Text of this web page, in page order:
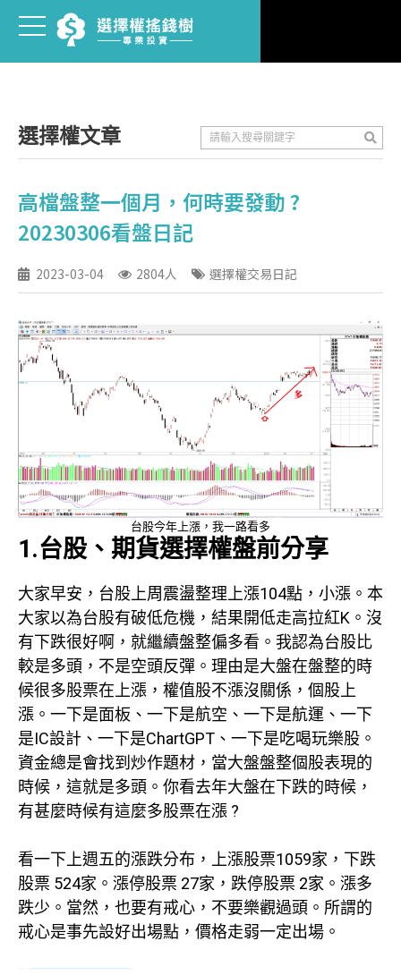
選擇權文章
高檔盤整一個月，何時要發動 ?
20230306看盤日記
2023-03-04 2804人 選擇權交易日記
台股今年上漲，我一路看多
1.台股、期貨選擇權盤前分享
大家早安，台股上周震盪整理上漲104點，小漲。本
大家以為台股有破低危機，結果開低走高拉紅K。沒
有下跌很好啊，就繼續盤整偏多看。我認為台股比
較是多頭，不是空頭反彈。理由是大盤在盤整的時
候很多股票在上漲，權值股不漲沒關係，個股上
漲。一下是面板、一下是航空、一下是航運、一下
是IC設計、一下是ChartGPT、一下是吃喝玩樂股。
資金總是會找到炒作題材，當大盤盤整個股表現的
時候，這就是多頭。你看去年大盤在下跌的時候，
有甚麼時候有這麼多股票在漲 ?
看一下上週五的漲跌分布，上漲股票1059家，下跌
股票 524家。漲停股票 27家，跌停股票 2家。漲多
跌少。當然，也要有戒心，不要樂觀過頭。所謂的
戒心是事先設好出場點，價格走弱一定出場。